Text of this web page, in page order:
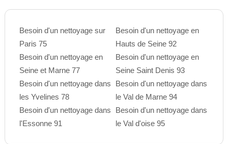
Besoin d'un nettoyage sur
Paris 75
Besoin d'un nettoyage en
Seine et Marne 77
Besoin d'un nettoyage dans
les Yvelines 78
Besoin d'un nettoyage dans
l'Essonne 91
Besoin d'un nettoyage en
Hauts de Seine 92
Besoin d'un nettoyage en
Seine Saint Denis 93
Besoin d'un nettoyage dans
le Val de Marne 94
Besoin d'un nettoyage dans
le Val d'oise 95